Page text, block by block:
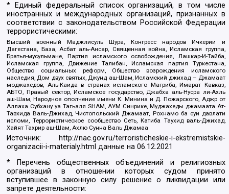
* Единый федеральный список организаций, в том числе
иностранных и международных организаций, признанных в
соответствии с законодательством Российской Федерации
террористическими:
Высший военный Маджлисуль Шура, Конгресс народов Ичкерии и
Дагестана, База, Асбат аль-Ансар, Священная война, Исламская группа,
Братья-мусульмане, Партия исламского освобождения, Лашкар-И-Тайба,
Исламская группа, Движение Талибан, Исламская партия Туркестана,
Общество социальных реформ, Общество возрождения исламского
наследия, Дом двух святых, Джунд аш-Шам, Исламский джихад – Джамаат
моджахедов, Аль-Каида в странах исламского Магриба, Имарат Кавказ,
АБТО, Правый сектор, Исламское государство, Джабха аль-Нусра ли-Ахль
аш-Шам, Народное ополчение имени К. Минина и Д. Пожарского, Аджр от
Аллаха Субхану уа Тагьаля SHAM, АУМ Синрике, Муджахеды джамаата Ат-
Тавхида Валь-Джихад, Чистопольский Джамаат, Рохнамо ба суи давлати
исломи, Террористическое сообщество Сеть, Катиба Таухид валь-Джихад,
Хайят Тахрир аш-Шам, Ахлю Сунна Валь Джамаа
Источник:
http://nac.gov.ru/terroristicheskie-i-ekstremistskie-
organizacii-i-materialy.html данные на06.12.2021
* Перечень общественных объединений и религиозных
организаций в отношении которых судом принято
вступившее в законную силу решение о ликвидации или
запрете деятельности: